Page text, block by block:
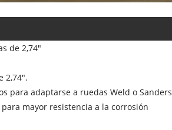
de 2,74"
2,74".
para adaptarse a ruedas Weld o Sanders
mayor resistencia a la corrosión